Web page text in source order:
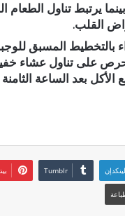
يرتبط تناول الطعام
القلب.
بالتخطيط المسبق
الحرص على تناول عشاء
الأكل بعد الساعة
لينكدإن